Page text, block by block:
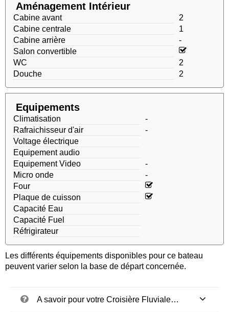
Aménagement Intérieur
Cabine avant
2
Cabine centrale
1
Cabine arrière
-
Salon convertible
WC
2
Douche
2
Equipements
Climatisation
-
Rafraichisseur d'air
-
Voltage électrique
Equipement audio
Equipement Video
-
Micro onde
-
Four
Plaque de cuisson
Capacité Eau
Capacité Fuel
Réfrigirateur
Les différents équipements disponibles pour ce bateau
peuvent varier selon la base de départ concernée.
A savoir pour votre Croisière Fluviale…